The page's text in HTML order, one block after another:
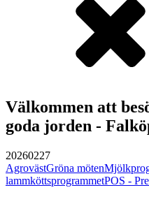
Välkommen att
goda jorden -
20260227
AgrovästGröna möten
lammköttsprogrammetPOS -